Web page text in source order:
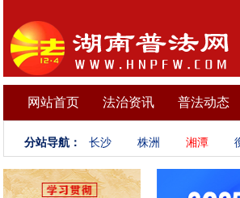
网站首页 法治资讯 普法动态
分站导航： 长沙 株洲 湘潭